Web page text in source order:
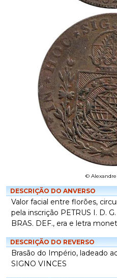
©
DESCRIÇÃO DO ANVERSO
Valor facial entre florões,
pela inscrição PETRUS I. D.
BRAS. DEF., era e letra
DESCRIÇÃO DO REVERSO
Brasão do Império, ladeado
SIGNO VINCES